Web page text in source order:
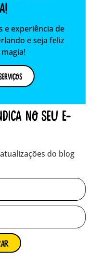
e experiência de
e seja feliz
no seu e-
do blog